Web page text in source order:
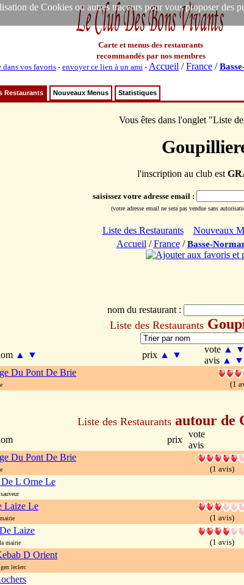
de Cookies ou autres traceurs pour vous proposer des
Carte et menus des restaurants
recommandés par nos membres
vos favoris - envoyer ce lien à un ami - Accueil /France /
Restaurants Nouveaux Menus Statistiques
Vous êtes dans l'onglet "Liste
l'inscription au club est
saisissez votre adresse email :
(votre adresse email ne sera pas vendue sans
Liste des Restaurants Nouveaux
Accueil /France/Basse-
nom du restaurant :
Liste des Restaurants
▲ ▼ prix ▲ ▼
vote ▲
▼
avis ▲ ▼
Du Pont De Brie
(1
Liste des Restaurants autour de
prix
vote
avis
Du Pont De Brie
(1 avis)
De L Orne Le
Laize Le
(1 avis)
Laize
mairie (1 avis)
D Orient
leclerc